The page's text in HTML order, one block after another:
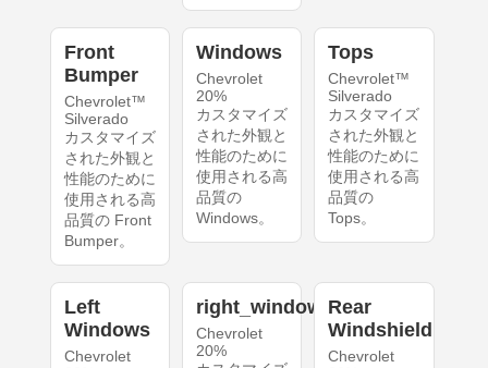
Front
Bumper
Chevrolet™
Silverado
カスタマイズ
された外観と
性能のために
使用される高
品質の Front
Bumper。
Windows
Chevrolet
20%
カスタマイズ
された外観と
性能のために
使用される高
品質の
Windows。
Tops
Chevrolet™
Silverado
カスタマイズ
された外観と
性能のために
使用される高
品質の
Tops。
Left
Windows
Chevrolet
right_windows
Chevrolet
20%
Rear
Windshield
Chevrolet